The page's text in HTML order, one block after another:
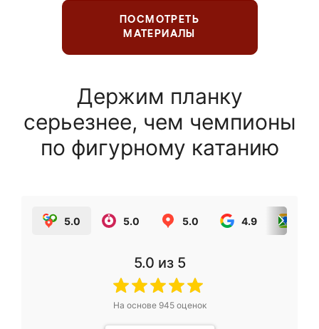
ПОСМОТРЕТЬ
МАТЕРИАЛЫ
Держим планку
серьезнее, чем чемпионы
по фигурному катанию
5.0 5.0 5.0 4.9
5.0 из 5
На основе 945оценок